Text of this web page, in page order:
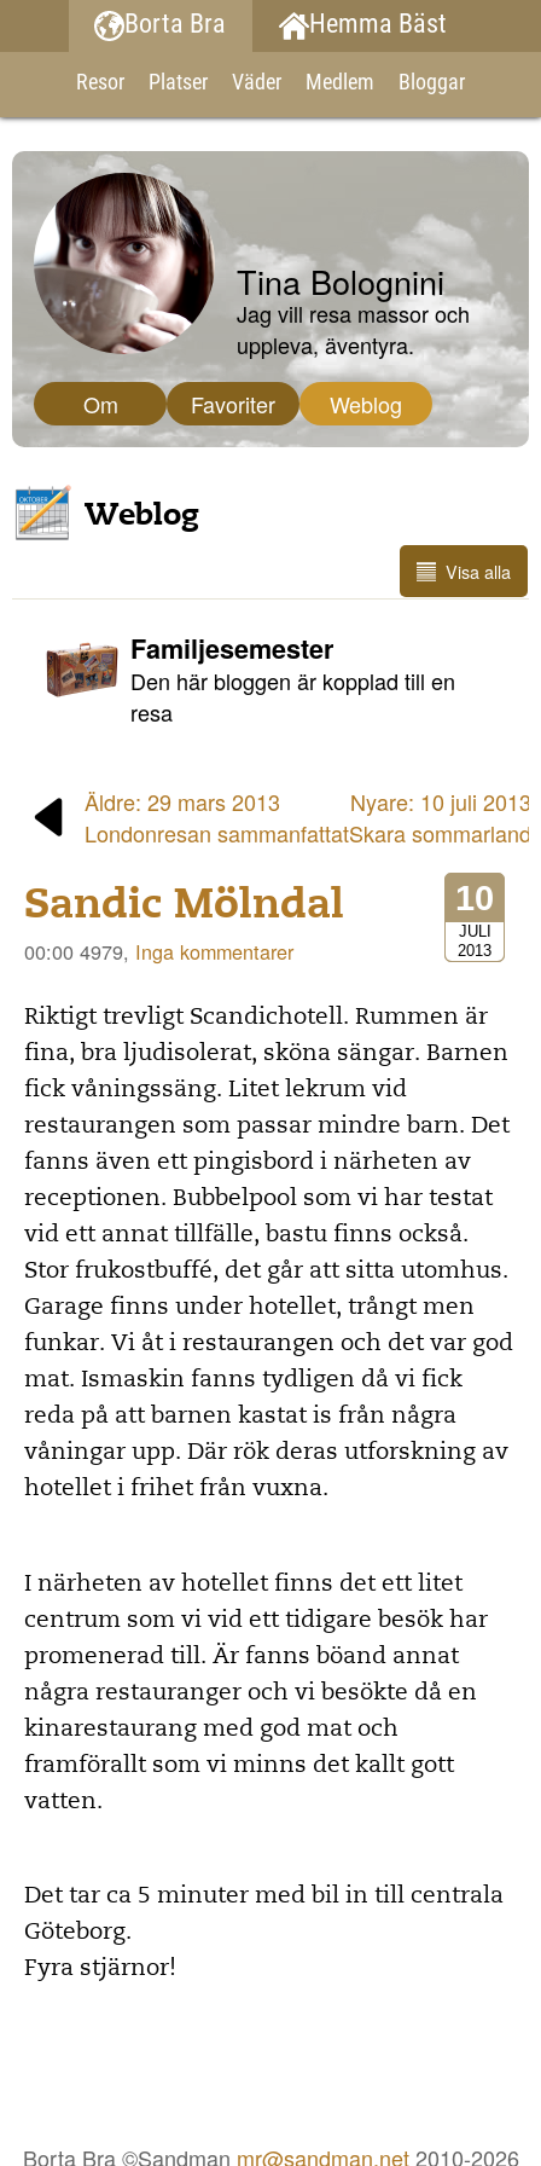
Borta Bra Hemma Bäst
Resor Platser Väder Medlem Bloggar
Tina Bolognini
Jag vill resa massor och
uppleva, äventyra.
Om
Favoriter Weblog
Weblog
Visa alla
Familjesemester
Den här bloggen är kopplad till en
resa
Äldre: 29 mars 2013
Londonresan sammanfattat
Nyare: 10 juli 2013
Skara sommarland
10
JULI
2013
Sandic Mölndal
00:00 4979, Inga kommentarer
Riktigt trevligt Scandichotell. Rummen är
fina, bra ljudisolerat, sköna sängar. Barnen
fick våningssäng. Litet lekrum vid
restaurangen som passar mindre barn. Det
fanns även ett pingisbord i närheten av
receptionen. Bubbelpool som vi har testat
vid ett annat tillfälle, bastu finns också.
Stor frukostbuffé, det går att sitta utomhus.
Garage finns under hotellet, trångt men
funkar. Vi åt i restaurangen och det var god
mat. Ismaskin fanns tydligen då vi fick
reda på att barnen kastat is från några
våningar upp. Där rök deras utforskning av
hotellet i frihet från vuxna.
I närheten av hotellet finns det ett litet
centrum som vi vid ett tidigare besök har
promenerad till. Är fanns böand annat
några restauranger och vi besökte då en
kinarestaurang med god mat och
framförallt som vi minns det kallt gott
vatten.
Det tar ca 5 minuter med bil in till centrala
Göteborg.
Fyra stjärnor!
Borta Bra ©Sandman mr@sandman.net2010-2026